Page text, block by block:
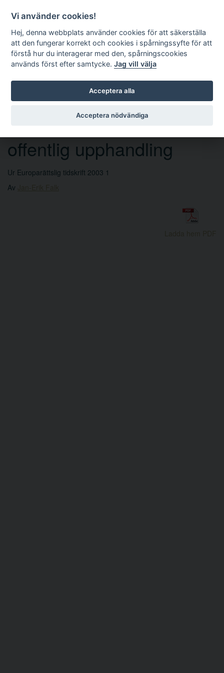
Sök
offentlig upphandling
Ur Europarättslig tidskrift 2003 1
Av
Vi använder cookies!
Hej, denna webbplats använder cookies för att säkerställa
att den fungerar korrekt och cookies i spårningssyfte för att
förstå hur du interagerar med den, spårningscookies
används först efter samtycke.Jag vill välja
Acceptera alla
Acceptera nödvändiga